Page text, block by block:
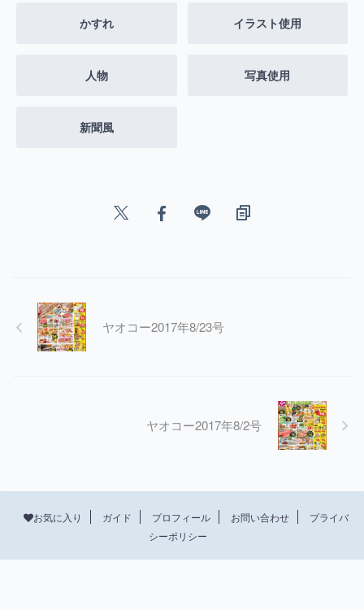
かすれ イラスト使用
人物 写真使用
新聞風
ヤオコー2017年8/23号
ヤオコー2017年8/2号
お気に入り ガイド プロフィール お問い合わせ
プライバ
シーポリシー